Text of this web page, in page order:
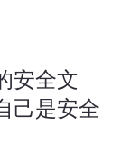
安全文
己是安全